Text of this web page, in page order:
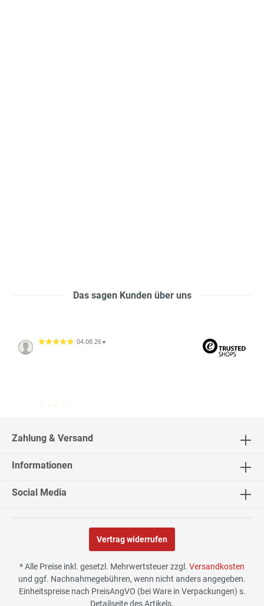
Das sagen Kunden über uns
04.08.26 ▼
30.07.26▼
Zahlung & Versand
Informationen
Social Media
Vertrag widerrufen
* Alle Preise inkl. gesetzl. Mehrwertsteuer zzgl. Versandkosten
und ggf. Nachnahmegebühren, wenn nicht anders angegeben.
Einheitspreise nach PreisAngVO (bei Ware in Verpackungen) s.
Detailseite des Artikels.